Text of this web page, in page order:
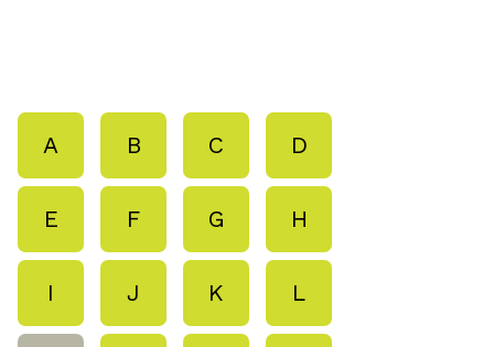
A B C D
E F G H
I J K L